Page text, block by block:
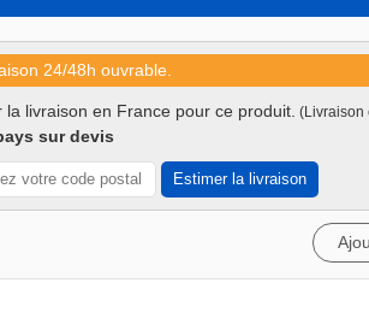
24/48h ouvrable.
la livraison en France pour ce produit. (Livraison
sur devis
Estimer la livraison